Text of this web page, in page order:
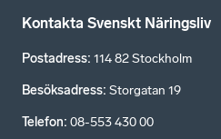
Kontakta Svenskt Näringsliv
Postadress: 114 82 Stockholm
Besöksadress: Storgatan 19
Telefon: 08-553 430 00